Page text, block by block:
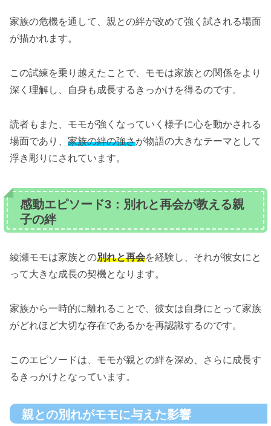
家族の危機を通して、親との絆が改めて強く試される場面
が描かれます。
この試練を乗り越えたことで、モモは家族との関係をより
深く理解し、自身も成長するきっかけを得るのです。
読者もまた、モモが強くなっていく様子に心を動かされる
場面であり、 家族の絆の強さが物語の大きなテーマとして
浮き彫りにされています。
感動エピソード3：別れと再会が教える親
子の絆
綾瀬モモは家族との別れと再会を経験し、それが彼女にと
って大きな成長の契機となります。
家族から一時的に離れることで、彼女は自身にとって家族
がどれほど大切な存在であるかを再認識するのです。
このエピソードは、モモが親との絆を深め、さらに成長す
るきっかけとなっています。
親との別れがモモに与えた影響